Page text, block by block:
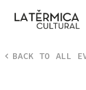
BACK TO ALL